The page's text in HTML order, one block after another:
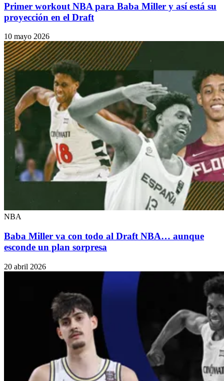
Primer workout NBA para Baba Miller y así está su
proyección en el Draft
10 mayo 2026
NBA
Baba Miller va con todo al Draft NBA… aunque
esconde un plan sorpresa
20 abril 2026